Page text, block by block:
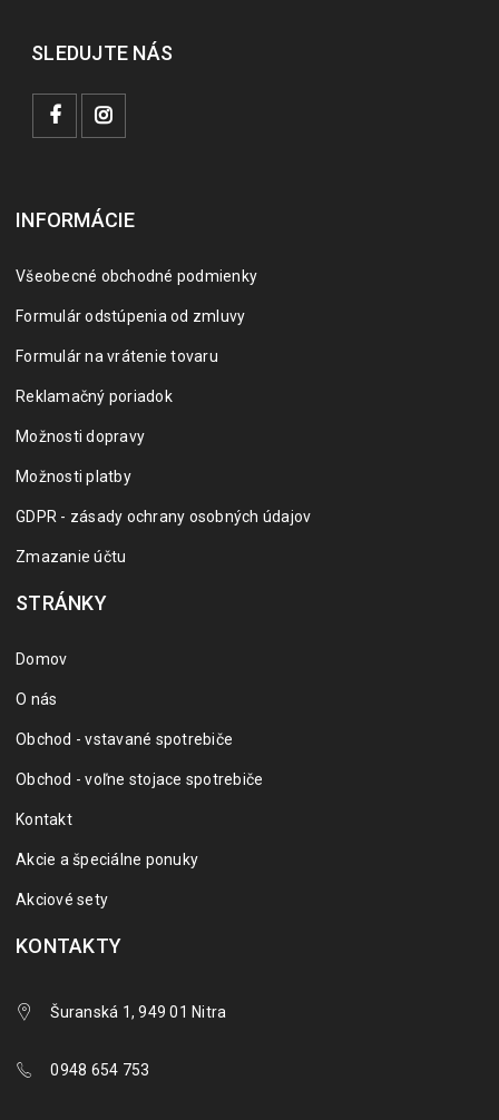
SLEDUJTE NÁS
INFORMÁCIE
Všeobecné obchodné podmienky
Formulár odstúpenia od zmluvy
Formulár na vrátenie tovaru
Reklamačný poriadok
Možnosti dopravy
Možnosti platby
GDPR - zásady ochrany osobných údajov
Zmazanie účtu
STRÁNKY
Domov
O nás
Obchod - vstavané spotrebiče
Obchod - voľne stojace spotrebiče
Kontakt
Akcie a špeciálne ponuky
Akciové sety
KONTAKTY
Šuranská 1, 949 01 Nitra
0948 654 753